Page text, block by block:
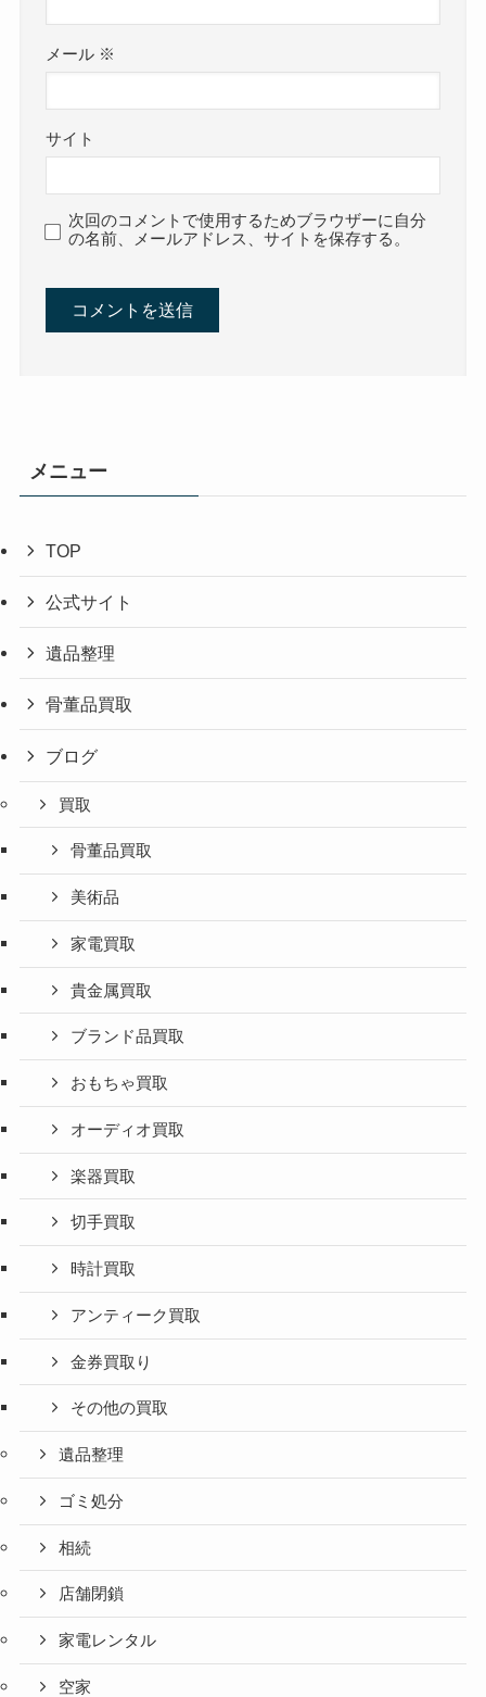
メール ※
サイト
次回のコメントで使用するためブラウザーに自分
の名前、メールアドレス、サイトを保存する。
メニュー
TOP
公式サイト
遺品整理
骨董品買取
ブログ
買取
骨董品買取
美術品
家電買取
貴金属買取
ブランド品買取
おもちゃ買取
オーディオ買取
楽器買取
切手買取
時計買取
アンティーク買取
金券買取り
その他の買取
遺品整理
ゴミ処分
相続
店舗閉鎖
家電レンタル
空家